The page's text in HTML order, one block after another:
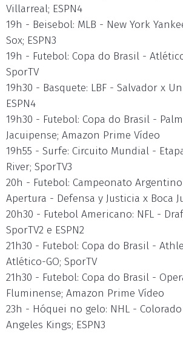
Villarreal; ESPN4
19h - Beisebol: MLB - New York
Sox; ESPN3
19h - Futebol: Copa do Brasil -
SporTV
19h30 - Basquete: LBF - Salvador x
ESPN4
19h30 - Futebol: Copa do Brasil -
Jacuipense; Amazon Prime Vídeo
19h55 - Surfe: Circuito Mundial -
River; SporTV3
20h - Futebol: Campeonato
Apertura - Defensa y Justicia x Boca
20h30 - Futebol Americano: NFL -
SporTV2 e ESPN2
21h30 - Futebol: Copa do Brasil -
Atlético-GO; SporTV
21h30 - Futebol: Copa do Brasil -
Fluminense; Amazon Prime Vídeo
23h - Hóquei no gelo: NHL -
Angeles Kings; ESPN3